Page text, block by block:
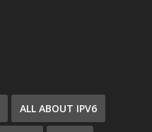
ALL ABOUT IPV6